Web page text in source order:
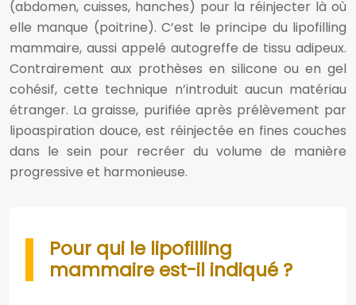
(abdomen, cuisses, hanches) pour la réinjecter là où
elle manque (poitrine). C’est le principe du lipofilling
mammaire, aussi appelé autogreffe de tissu adipeux.
Contrairement aux prothèses en silicone ou en gel
cohésif, cette technique n’introduit aucun matériau
étranger. La graisse, purifiée après prélèvement par
lipoaspiration douce, est réinjectée en fines couches
dans le sein pour recréer du volume de manière
progressive et harmonieuse.
Pour qui le lipofilling
mammaire est-il indiqué ?